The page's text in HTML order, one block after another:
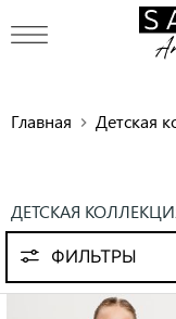
Главная chevron_right Детская
ДЕТСКАЯ
ФИЛЬТРЫ